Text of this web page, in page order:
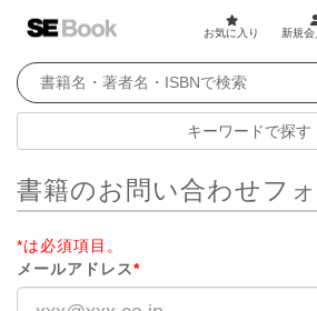
お気に入り 新規会
キーワードで探す
書籍のお問い合わせフ
*は必須項目。
メールアドレス*